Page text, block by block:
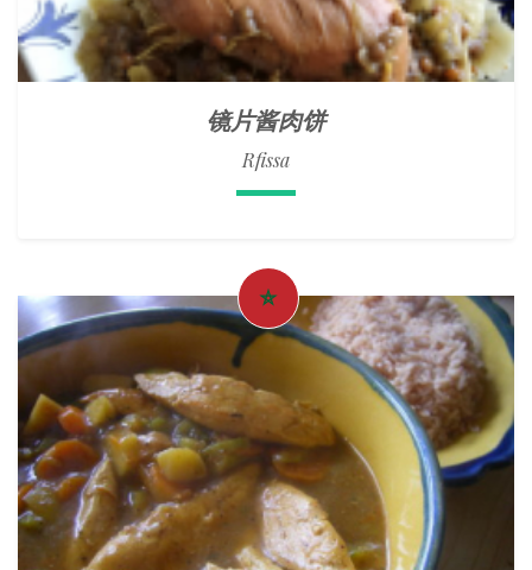
镜片酱肉饼
Rfissa